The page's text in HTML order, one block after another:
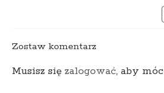
Zostaw komentarz
Musisz się zalogować, aby